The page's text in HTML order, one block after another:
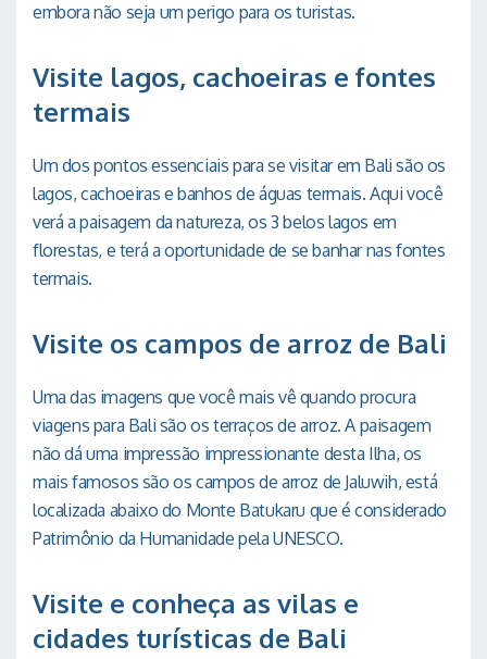
embora não seja um perigo para os turistas.
Visite lagos, cachoeiras e fontes
termais
Um dos pontos essenciais para se visitar em Bali são os
lagos, cachoeiras e banhos de águas termais. Aqui você
verá a paisagem da natureza, os 3 belos lagos em
florestas, e terá a oportunidade de se banhar nas fontes
termais.
Visite os campos de arroz de Bali
Uma das imagens que você mais vê quando procura
viagens para Bali são os terraços de arroz. A paisagem
não dá uma impressão impressionante desta Ilha, os
mais famosos são os campos de arroz de Jaluwih, está
localizada abaixo do Monte Batukaru que é considerado
Patrimônio da Humanidade pela UNESCO.
Visite e conheça as vilas e
cidades turísticas de Bali